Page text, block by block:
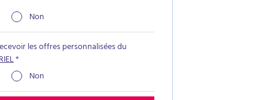
Non
les offres personnalisées du
*
Non